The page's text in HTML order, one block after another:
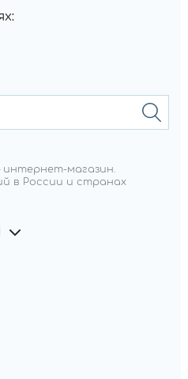
интернет-магазин.
в России и странах